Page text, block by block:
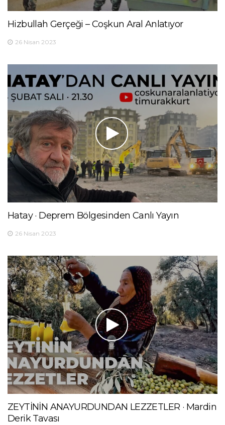
Hizbullah Gerçeği – Coşkun Aral Anlatıyor
26 Nisan 2023
Hatay · Deprem Bölgesinden Canlı Yayın
26 Nisan 2023
ZEYTİNİN ANAYURDUNDAN LEZZETLER · Mardin
Derik Tavası